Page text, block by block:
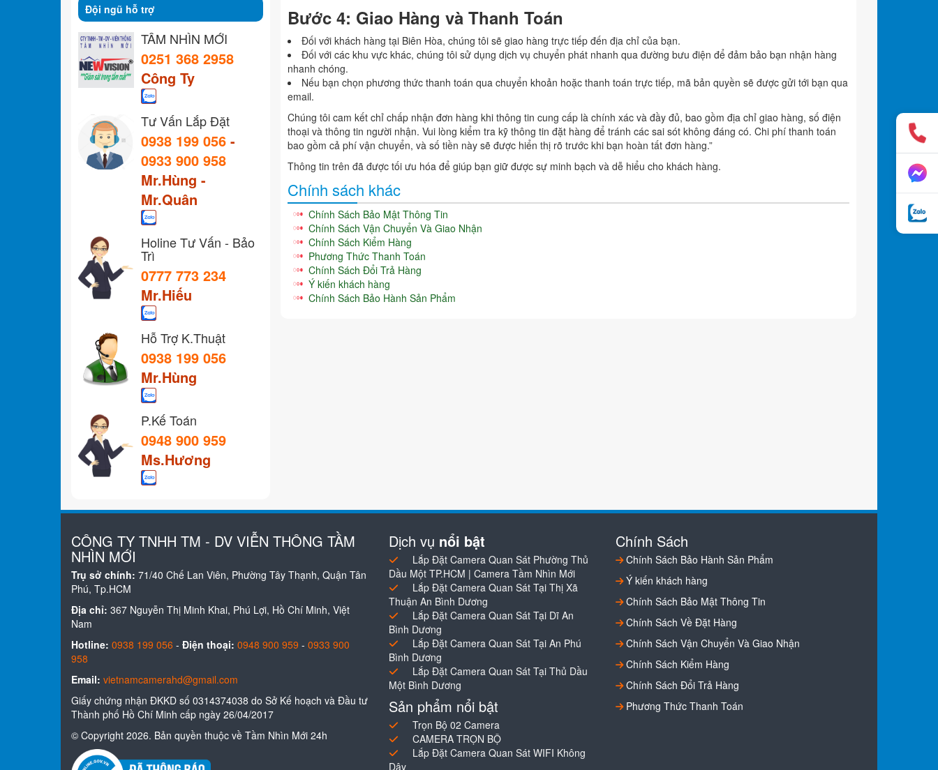
Bước 4: Giao Hàng và Thanh Toán
Đối với khách hàng tại Biên Hòa, chúng tôi sẽ giao hàng trực tiếp đến địa chỉ của bạn.
Đối với các khu vực khác, chúng tôi sử dụng dịch vụ chuyển phát nhanh qua đường bưu điện để đảm bảo bạn nhận hàng
nhanh chóng.
Nếu bạn chọn phương thức thanh toán qua chuyển khoản hoặc thanh toán trực tiếp, mã bản quyền sẽ được gửi tới bạn qua
email.
Chúng tôi cam kết chỉ chấp nhận đơn hàng khi thông tin cung cấp là chính xác và đầy đủ, bao gồm địa chỉ giao hàng, số điện
thoại và thông tin người nhận. Vui lòng kiểm tra kỹ thông tin đặt hàng để tránh các sai sót không đáng có. Chi phí thanh toán
bao gồm cả phí vận chuyển, và số tiền này sẽ được hiển thị rõ trước khi bạn hoàn tất đơn hàng.”
Thông tin trên đã được tối ưu hóa để giúp bạn giữ được sự minh bạch và dễ hiểu cho khách hàng.
Chính sách khác
Chính Sách Bảo Mật Thông Tin
Chính Sách Vận Chuyển Và Giao Nhận
Chính Sách Kiểm Hàng
Phương Thức Thanh Toán
Chính Sách Đổi Trả Hàng
Ý kiến khách hàng
Chính Sách Bảo Hành Sản Phẩm
Đội ngũ hỗ trợ
TẦM NHÌN MỚI
0251 368 2958
Công Ty
Tư Vấn Lắp Đặt
0938 199 056 -
0933 900 958
Mr.Hùng -
Mr.Quân
Holine Tư Vấn - Bảo
Trì
0777 773 234
Mr.Hiếu
Hỗ Trợ K.Thuật
0938 199 056
Mr.Hùng
P.Kế Toán
0948 900 959
Ms.Hương
CÔNG TY TNHH TM - DV VIỄN THÔNG TẦM
NHÌN MỚI
Trụ sở chính: 71/40 Chế Lan Viên, Phường Tây Thạnh, Quận Tân
Phú, Tp.HCM
Địa chỉ: 367 Nguyễn Thị Minh Khai, Phú Lợi, Hồ Chí Minh, Việt
Nam
Hotline: 0938 199 056 - Điện thoại: 0948 900 959 - 0933 900
958
Email: vietnamcamerahd@gmail.com
Giấy chứng nhận ĐKKD số 0314374038 do Sở Kế hoạch và Đầu tư
Thành phố Hồ Chí Minh cấp ngày 26/04/2017
© Copyright 2026. Bản quyền thuộc về Tầm Nhìn Mới 24h
Dịch vụ nổi bật
Lắp Đặt Camera Quan Sát Phường Thủ
Dầu Một TP.HCM | Camera Tầm Nhìn Mới
Lắp Đặt Camera Quan Sát Tại Thị Xã
Thuận An Bình Dương
Lắp Đặt Camera Quan Sát Tại Dĩ An
Bình Dương
Lắp Đặt Camera Quan Sát Tại An Phú
Bình Dương
Lắp Đặt Camera Quan Sát Tại Thủ Dầu
Một Bình Dương
Sản phẩm nổi bật
Trọn Bộ 02 Camera
CAMERA TRỌN BỘ
Lắp Đặt Camera Quan Sát WIFI Không
Dây
Chính Sách
Chính Sách Bảo Hành Sản Phẩm
Ý kiến khách hàng
Chính Sách Bảo Mật Thông Tin
Chính Sách Về Đặt Hàng
Chính Sách Vận Chuyển Và Giao Nhận
Chính Sách Kiểm Hàng
Chính Sách Đổi Trả Hàng
Phương Thức Thanh Toán